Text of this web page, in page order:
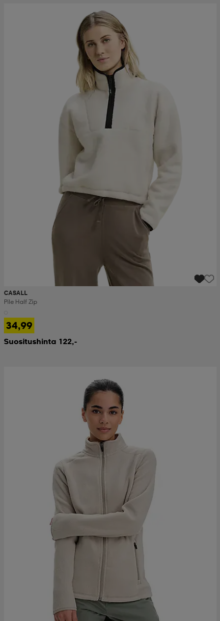
CASALL
Pile Half Zip
34,99
Suositushinta 122,-